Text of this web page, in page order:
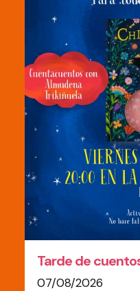
Tarde de
07/08/2026